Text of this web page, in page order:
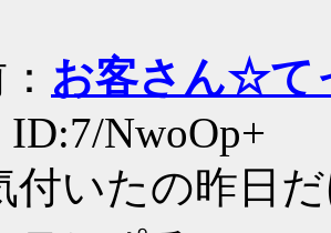
お客さん☆て
ID:7/NwoOp+
付いたの昨日